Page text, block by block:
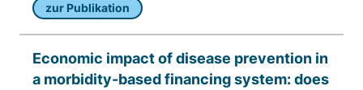
zur Publikation
Economic impact of disease prevention in
a morbidity-based financing system: does